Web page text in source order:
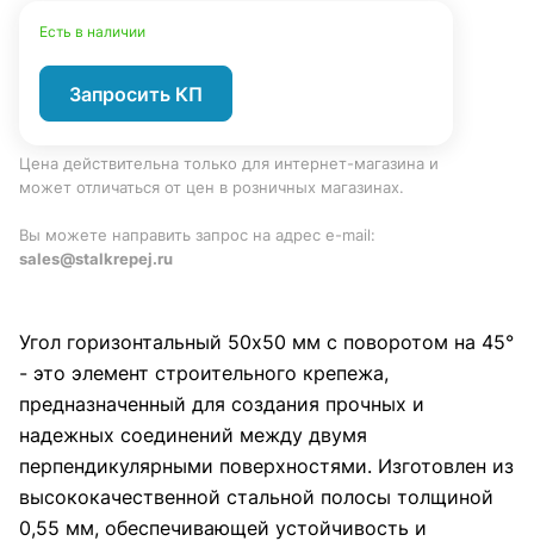
Есть в наличии
Запросить КП
Цена действительна только для интернет-магазина и
может отличаться от цен в розничных магазинах.
Вы можете направить запрос на адрес e-mail:
sales@stalkrepej.ru
Угол горизонтальный 50x50 мм с поворотом на 45°
- это элемент строительного крепежа,
предназначенный для создания прочных и
надежных соединений между двумя
перпендикулярными поверхностями. Изготовлен из
высококачественной стальной полосы толщиной
0,55 мм, обеспечивающей устойчивость и